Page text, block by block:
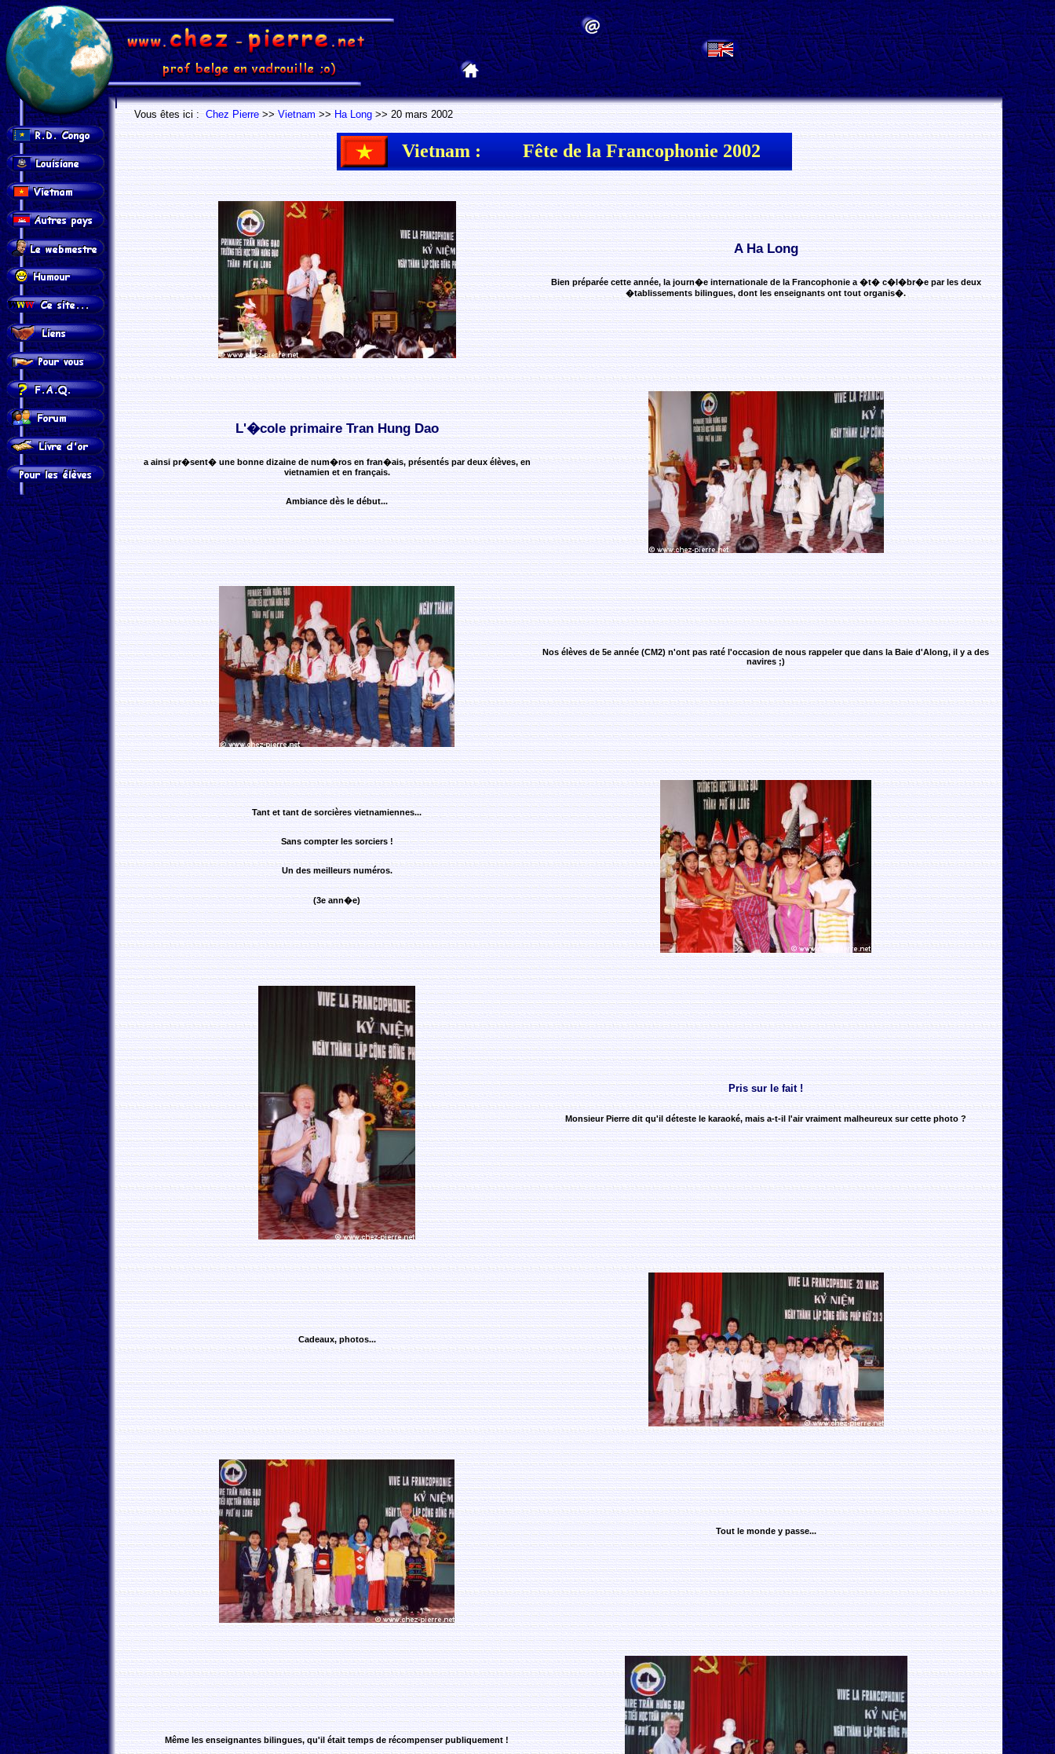
. .
Vous êtes ici :Chez Pierre>>Vietnam>>Ha Long>> 20 mars 2002
Vietnam : Fête de la Francophonie 2002
A Ha Long
Bien préparée cette année, la journ�e internationale de la Francophonie a �t� c�l�br�e par les deux
�tablissements bilingues, dont les enseignants ont tout organis�.
L'�cole primaire Tran Hung Dao
a ainsi pr�sent� une bonne dizaine de num�ros en fran�ais, présentés par deux élèves, en
vietnamien et en français.
Ambiance dès le début...
Nos élèves de 5e année (CM2) n'ont pas raté l'occasion de nous rappeler que dans la Baie d'Along, il y a des
navires ;)
Tant et tant de sorcières vietnamiennes...
Sans compter les sorciers !
Un des meilleurs numéros.
(3e ann�e)
Pris sur le fait !
Monsieur Pierre dit qu'il déteste le karaoké, mais a-t-il l'air vraiment malheureux sur cette photo ?
Cadeaux, photos...
Tout le monde y passe...
Même les enseignantes bilingues, qu'il était temps de récompenser publiquement !